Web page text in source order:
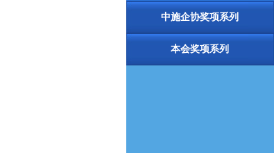
中施企协奖项系列
本会奖项系列